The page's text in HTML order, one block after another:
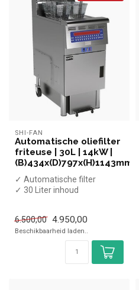
SHI-FAN
Automatische oliefilter
friteuse | 30L | 14kW |
(B)434x(D)797x(H)1143mm
✓ Automatische filter
✓ 30 Liter inhoud
✓ 40...
6.500,00 4.950,00
Beschikbaarheid laden..